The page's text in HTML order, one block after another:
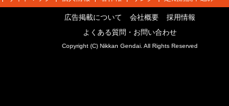
広告掲載について 会社概要
採用情報
よくある質問・お問い合わせ
Copyright (C) Nikkan Gendai. All Rights Reserved